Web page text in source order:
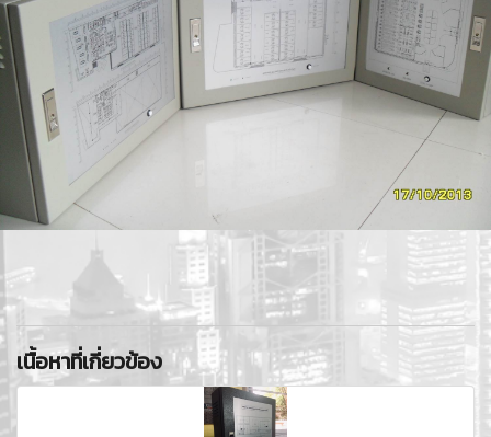
เนื้อหาที่เกี่ยวข้อง